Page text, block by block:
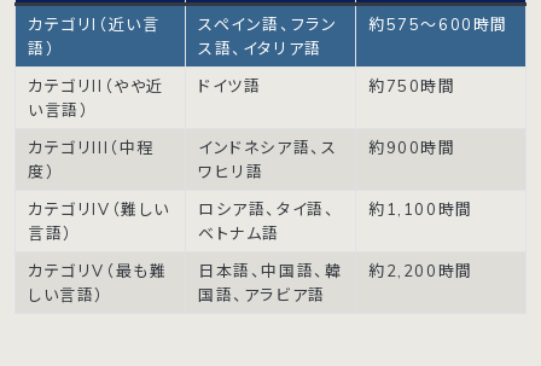
カテゴリI（近い言
語）
スペイン語、フラン
ス語、イタリア語
約575〜600時間
カテゴリII（やや近
い言語）
ドイツ語 約750時間
カテゴリIII（中程
度）
インドネシア語、ス
ワヒリ語
約900時間
カテゴリIV（難しい
言語）
ロシア語、タイ語、
ベトナム語
約1,100時間
カテゴリV（最も難
しい言語）
日本語、中国語、韓
国語、アラビア語
約2,200時間